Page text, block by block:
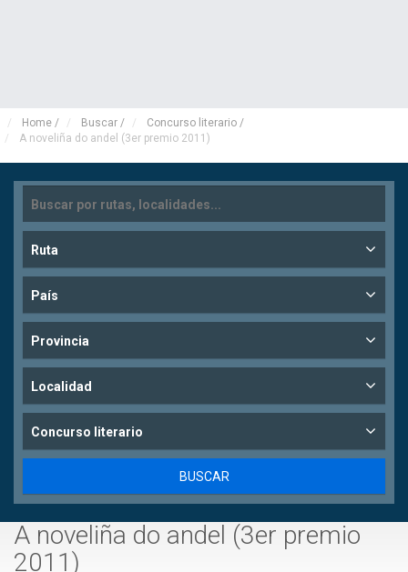
Home / Buscar / Concurso literario /
A noveliña do andel (3er premio 2011)
Ruta
País
Provincia
Localidad
Concurso literario
A noveliña do andel (3er premio
2011)